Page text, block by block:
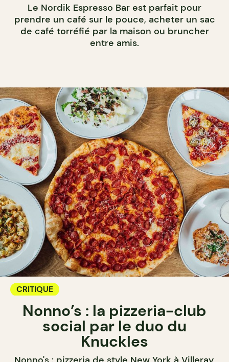
Le Nordik Espresso Bar est parfait pour
prendre un café sur le pouce, acheter un sac
de café torréfié par la maison ou bruncher
entre amis.
CRITIQUE
Nonno’s : la pizzeria-club
social par le duo du
Knuckles